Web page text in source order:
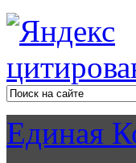
Единая